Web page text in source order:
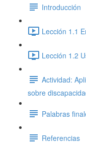
Introducción
Lección 1.1
Lección 1.2
Actividad:
sobre
Palabras
Referencias